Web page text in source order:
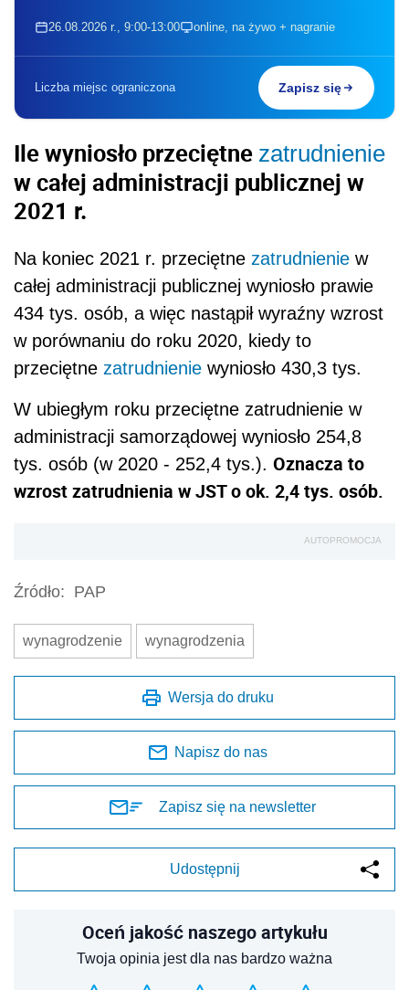
26.08.2026 r., 9:00-13:00 online, na żywo + nagranie
Liczba miejsc ograniczona Zapisz się
Ile wyniosło przeciętne zatrudnienie
w całej administracji publicznej w
2021 r.
Na koniec 2021 r. przeciętne zatrudnienie w
całej administracji publicznej wyniosło prawie
434 tys. osób, a więc nastąpił wyraźny wzrost
w porównaniu do roku 2020, kiedy to
przeciętne zatrudnienie wyniosło 430,3 tys.
W ubiegłym roku przeciętne zatrudnienie w
administracji samorządowej wyniosło 254,8
tys. osób (w 2020 - 252,4 tys.). Oznacza to
wzrost zatrudnienia w JST o ok. 2,4 tys. osób.
AUTOPROMOCJA
Źródło: PAP
wynagrodzenie wynagrodzenia
Wersja do druku
Napisz do nas
Zapisz się na newsletter
Udostępnij
Oceń jakość naszego artykułu
Twoja opinia jest dla nas bardzo ważna